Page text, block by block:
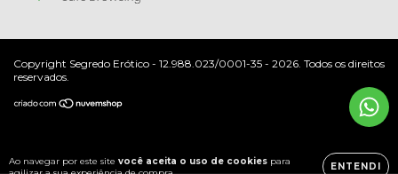
Ao navegar por este site você aceita o uso de cookies para
ENTENDI
Copyright Segredo Erótico - 12.988.023/0001-35 - 2026. Todos os direitos
reservados.